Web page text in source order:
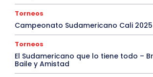
Torneos
Campeonato Sudamericano Cali 2025
Torneos
El Sudamericano que lo tiene todo –
Baile y Amistad